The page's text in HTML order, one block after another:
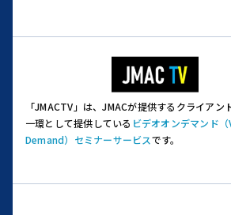
「JMACTV」は、JMACが提供するクライアン
一環として提供している ビデオオンデマンド
Demand）セミナーサービスです。